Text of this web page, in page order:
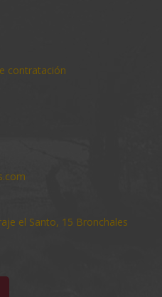
contratación
el Santo, 15 Bronchales